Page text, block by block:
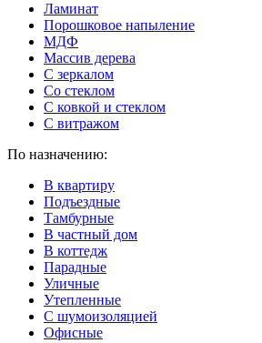
Ламинат
Порошковое напыление
МДФ
Массив дерева
С зеркалом
Со стеклом
С ковкой и стеклом
С витражом
По назначению:
В квартиру
Подъездные
Тамбурные
В частный дом
В коттедж
Парадные
Уличные
Утепленные
C шумоизоляцией
Офисные